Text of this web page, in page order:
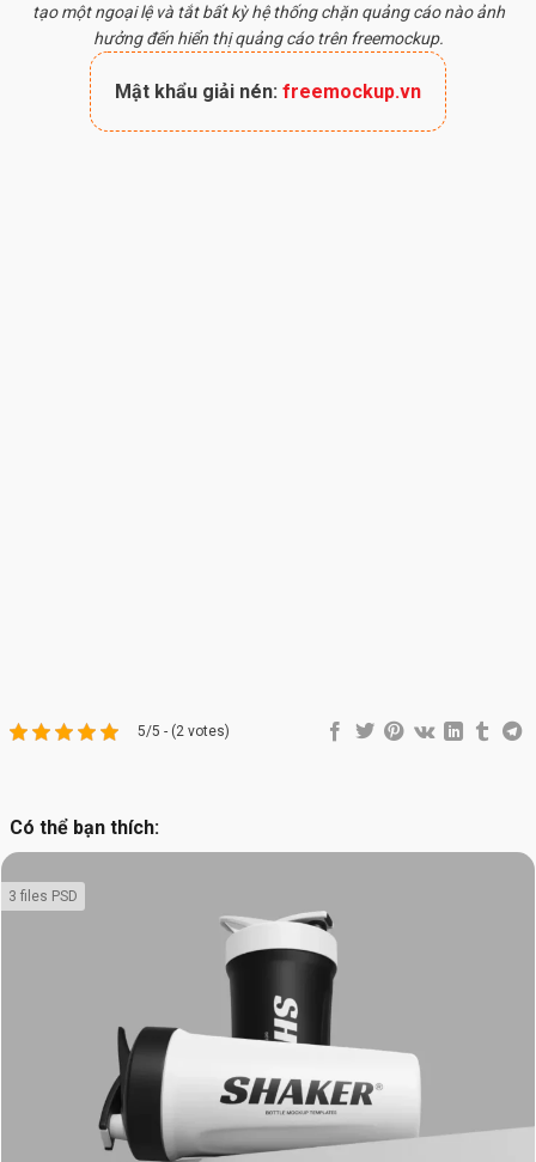
tạo một ngoại lệ và tắt bất kỳ hệ thống chặn quảng cáo nào ảnh
hưởng đến hiển thị quảng cáo trên freemockup.
Mật khẩu giải nén: freemockup.vn
5/5 - (2 votes)
Có thể bạn thích:
3 files PSD